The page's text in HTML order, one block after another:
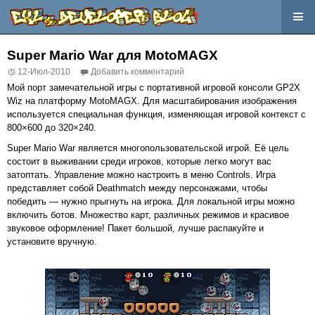
Перейти
содержимому
Super Mario War для MotoMAGX
12-Июл-2010 Добавить комментарий
Мой порт замечательной игры с портативной игровой консоли GP2X
Wiz на платформу MotoMAGX. Для масштабирования изображения
используется специальная функция, изменяющая игровой контекст с
800×600 до 320×240.
Super Mario War является многопользовательской игрой. Её цель
состоит в выживании среди игроков, которые легко могут вас
затоптать. Управление можно настроить в меню Controls. Игра
представляет собой Deathmatch между персонажами, чтобы
победить — нужно прыгнуть на игрока. Для локальной игры можно
включить ботов. Множество карт, различных режимов и красивое
звуковое оформление! Пакет большой, лучше распакуйте и
установите вручную.